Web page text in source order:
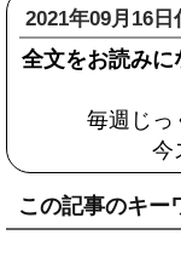
2021年09月16
全文をお読み
毎週じっ
今
この記事のキー